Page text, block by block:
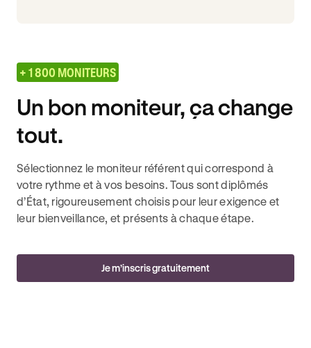
+ 1 800 MONITEURS
Un bon moniteur, ça change
tout.
Sélectionnez le moniteur référent qui correspond à
votre rythme et à vos besoins. Tous sont diplômés
d’État, rigoureusement choisis pour leur exigence et
leur bienveillance, et présents à chaque étape.
Je m’inscris gratuitement